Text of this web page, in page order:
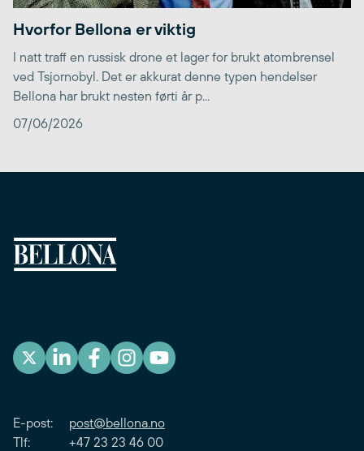
Hvorfor Bellona er viktig
I natt traff en russisk drone et lager for brukt atombrensel
ved Tsjornobyl. Det er akkurat denne typen hendelser
Bellona har brukt nesten førti år p...
07/06/2026
E-post: post@bellona.no
Tlf: +47 23 23 46 00